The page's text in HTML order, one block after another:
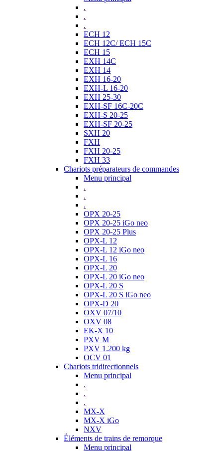
.
.
.
ECH 12
ECH 12C/ ECH 15C
ECH 15
EXH 14C
EXH 14
EXH 16-20
EXH-L 16-20
EXH 25-30
EXH-SF 16C-20C
EXH-S 20-25
EXH-SF 20-25
SXH 20
FXH
FXH 20-25
FXH 33
Chariots préparateurs de commandes
Menu principal
.
.
.
OPX 20-25
OPX 20-25 iGo neo
OPX 20-25 Plus
OPX-L 12
OPX-L 12 iGo neo
OPX-L 16
OPX-L 20
OPX-L 20 iGo neo
OPX-L 20 S
OPX-L 20 S iGo neo
OPX-D 20
OXV 07/10
OXV 08
EK-X 10
PXV M
PXV 1.200 kg
OCV 01
Chariots tridirectionnels
Menu principal
.
.
.
MX-X
MX-X iGo
NXV
Éléments de trains de remorque
Menu principal